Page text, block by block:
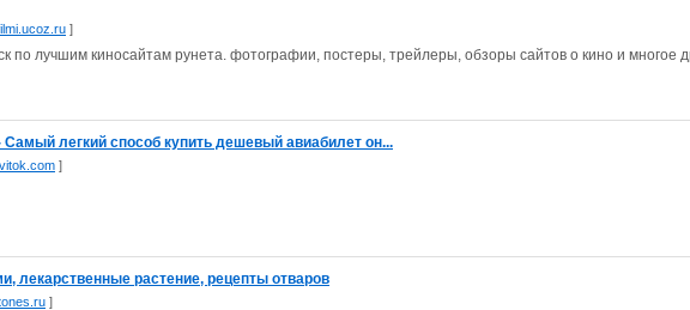
]
по лучшим киносайтам рунета. фотографии, постеры, трейлеры, обзоры сайтов о кино и многое
легкий способ купить дешевый авиабилет он...
]
лекарственные растение, рецепты отваров
]